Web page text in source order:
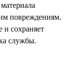
повреждениям.
и сохраняет
службы.